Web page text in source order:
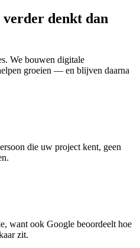
denkt dan
We bouwen digitale
groeien — en blijven daarna
die uw project kent, geen
want ook Google beoordeelt hoe
zit.